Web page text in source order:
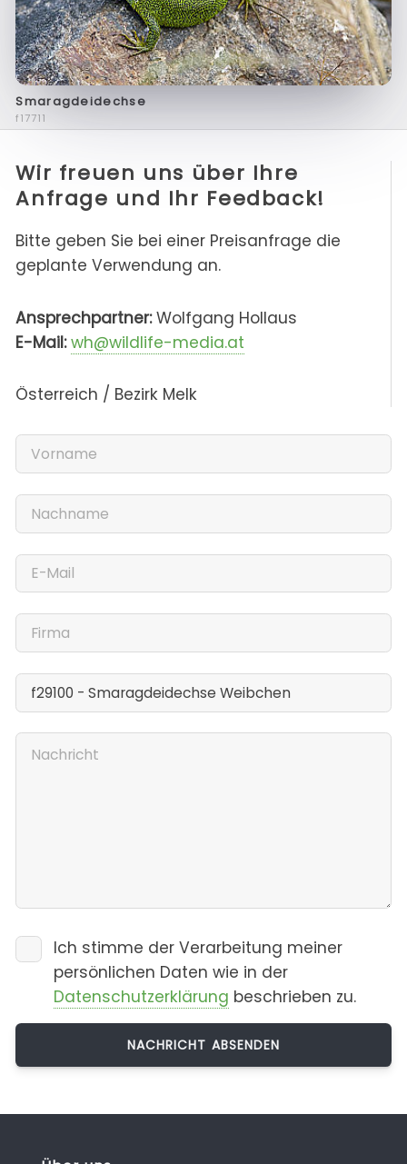
Smaragdeidechse
f17711
Wir freuen uns über Ihre
Anfrage und Ihr Feedback!
Bitte geben Sie bei einer Preisanfrage die
geplante Verwendung an.
Ansprechpartner:Wolfgang Hollaus
E-Mail: wh@wildlife-media.at
Österreich / Bezirk Melk
Ich stimme der Verarbeitung meiner
persönlichen Daten wie in der
Datenschutzerklärung beschrieben zu.